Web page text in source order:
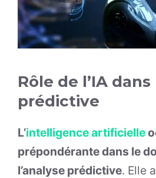
Rôle de l’IA dans
prédictive
L’intelligence artificielle
prépondérante dans le
l’analyse prédictive. Elle